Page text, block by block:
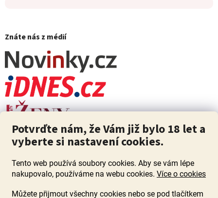
Potvrďte nám, že Vám již bylo 18 let a
vyberte si nastavení cookies.
Tento web používá soubory cookies. Aby se vám lépe
nakupovalo, používáme na webu cookies. Více o cookies
Můžete přijmout všechny cookies nebo se pod tlačítkem
Znáte nás z médií